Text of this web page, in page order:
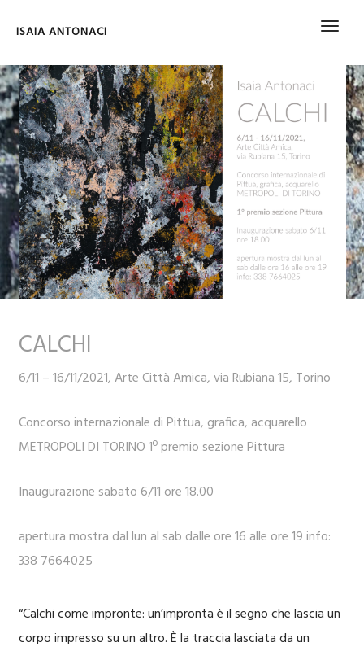
ISAIA ANTONACI
CALCHI
6/11 – 16/11/2021, Arte Città Amica, via Rubiana 15, Torino
Concorso internazionale di Pittua, grafica, acquarello
METROPOLI DI TORINO 1º premio sezione Pittura
Inaugurazione sabato 6/11 ore 18.00
apertura mostra dal lun al sab dalle ore 16 alle ore 19 info:
338 7664025
“Calchi come impronte: un’impronta è il segno che lascia un
corpo impresso su un altro. È la traccia lasciata da un